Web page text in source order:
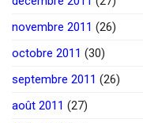
novembre 2011 (26)
octobre 2011 (30)
septembre 2011 (26)
août 2011 (27)